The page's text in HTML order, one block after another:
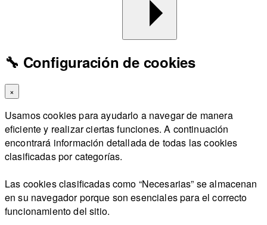
🔧 Configuración de cookies
×
Usamos cookies para ayudarlo a navegar de manera
eficiente y realizar ciertas funciones. A continuación
encontrará información detallada de todas las cookies
clasificadas por categorías.
Las cookies clasificadas como “Necesarias” se almacenan
en su navegador porque son esenciales para el correcto
funcionamiento del sitio.